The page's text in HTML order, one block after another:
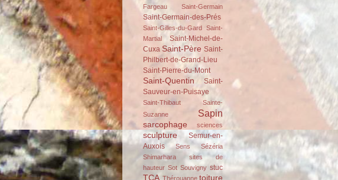
Fargeau
Saint-Germain
Saint-Germain-des-Prés
Saint-Gilles-du-Gard Saint-
Martial
Saint-Michel-de-
Cuxa Saint-Père Saint-
Philbert-de-Grand-Lieu
Saint-Pierre-du-Mont
Saint-Quentin
Saint-
Sauveur-en-Puisaye
Saint-Thibaut
Sainte-
Suzanne
Sapin
sarcophage sciences
sculpture
Semur-en-
Auxois
Sens
Sézéria
Shimarhara
sites de
hauteur Sot Souvigny stuc
TCA Thérouanne toiture